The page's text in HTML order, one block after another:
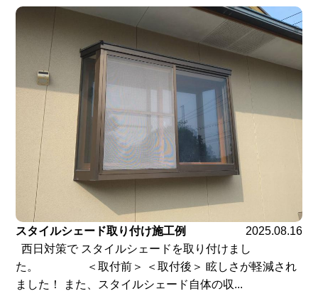
スタイルシェード取り付け施工例
2025.08.16
西日対策で スタイルシェードを取り付けまし
た。 ＜取付前＞ ＜取付後＞ 眩しさが軽減され
ました！ また、スタイルシェード自体の収...